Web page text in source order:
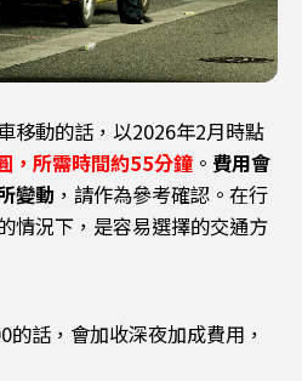
移動的話，以2026年2月時點
，所需時間約55分鐘 。 費用會
變動 ，請作為參考確認。在行
情況下，是容易選擇的交通方
話，會加收深夜加成費用，